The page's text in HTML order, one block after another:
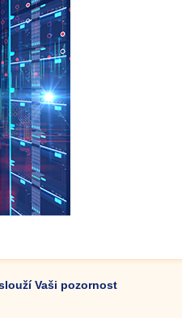
Vaši pozornost